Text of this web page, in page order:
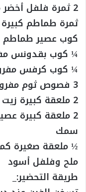
2 ثمرة فلفل أخضر مقطعة حلقات
ثمرة طماطم
كوب عصير طماطم
¼ كوب بقدونس
¼ كوب كرفس
3 فصوص ثوم مفروم
2 ملعقة كبيرة زيت
2 ملعقة كبيرة
سمك
½ ملعقة صغيرة
ملح وفلفل أسود
طريقة التحضير:_